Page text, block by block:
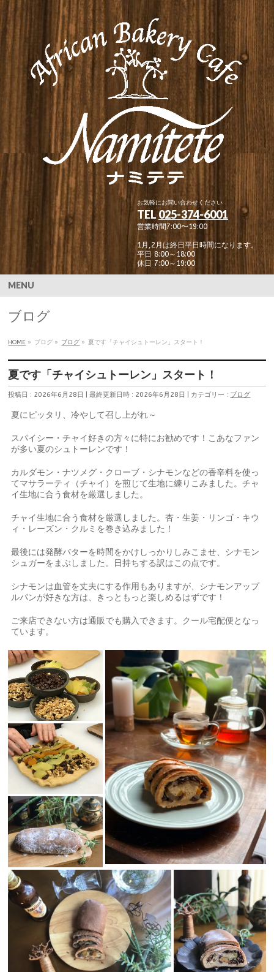
お気軽にお問い合わせください
TEL 025-374-6001
営業時間7:00〜19:00
1月,2月は終日平日時間になります。
平日 8:00～18:00
休日 7:00～19:00
MENU
ブログ
HOME » ブログ » ブログ » 夏です「チャイシュトーレン」スタート！
夏です「チャイシュトーレン」スタート！
投稿日 : 2026年6月28日 最終更新日時 : 2026年6月28日 カテゴリー : ブログ
夏にピッタリ、冷やして召し上がれ～
スパイシー・チャイ好きの方々に特にお勧めです！こあなファン
が多い夏のシュトーレンです！
カルダモン・ナツメグ・クローブ・シナモンなどの香辛料を使っ
てマサラーティ（チャイ）を煎じて生地に練りこみました。チャ
イ生地に合う食材を厳選しました。
チャイ生地に合う食材を厳選しました。杏・生姜・リンゴ・キウ
ィ・レーズン・クルミを巻き込みました！
最後には発酵バターを時間をかけしっかりしみこませ、シナモン
シュガーをまぶしました。日持ちする訳はこの点です。
シナモンは血管を丈夫にする作用もありますが、シナモンアップ
ルパンが好きな方は、きっともっと楽しめるはずです！
ご来店できない方は通販でも購入できます。クール宅配便となっ
ています。